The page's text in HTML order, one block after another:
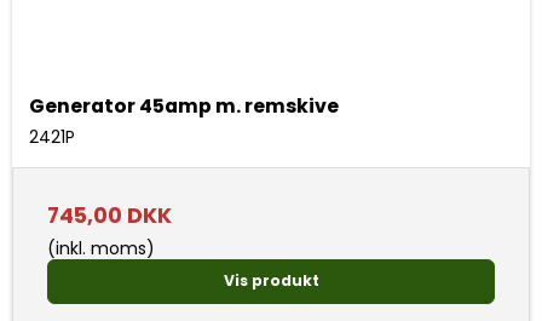
Generator 45amp m. remskive
2421P
745,00 DKK
(inkl. moms)
Vis produkt